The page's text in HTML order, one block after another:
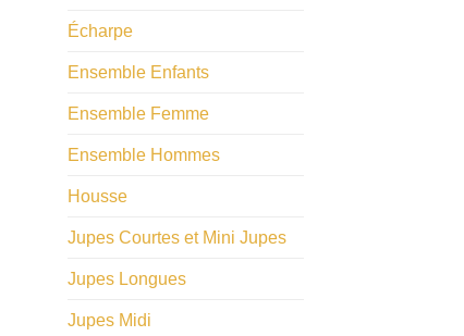
Écharpe
Ensemble Enfants
Ensemble Femme
Ensemble Hommes
Housse
Jupes Courtes et Mini Jupes
Jupes Longues
Jupes Midi